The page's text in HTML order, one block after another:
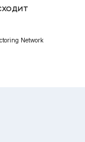
Network